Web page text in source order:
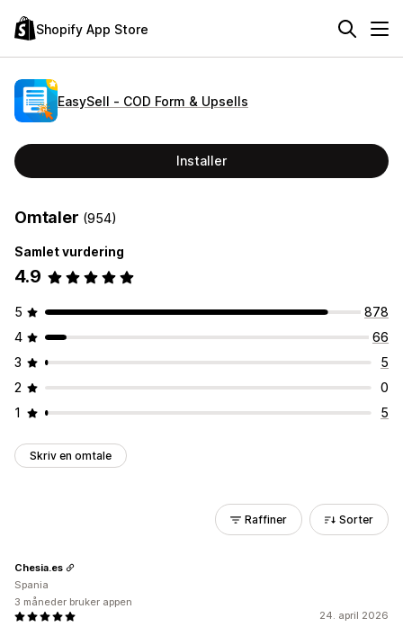
Shopify App Store
EasySell ‑ COD Form & Upsells
Installer
Omtaler (954)
Samlet vurdering
4.9
5
878
4
66
3
5
2
0
1
5
Skriv en omtale
Raffiner Sorter
24. april 2026
Chesia.es
Spania
3 måneder bruker appen